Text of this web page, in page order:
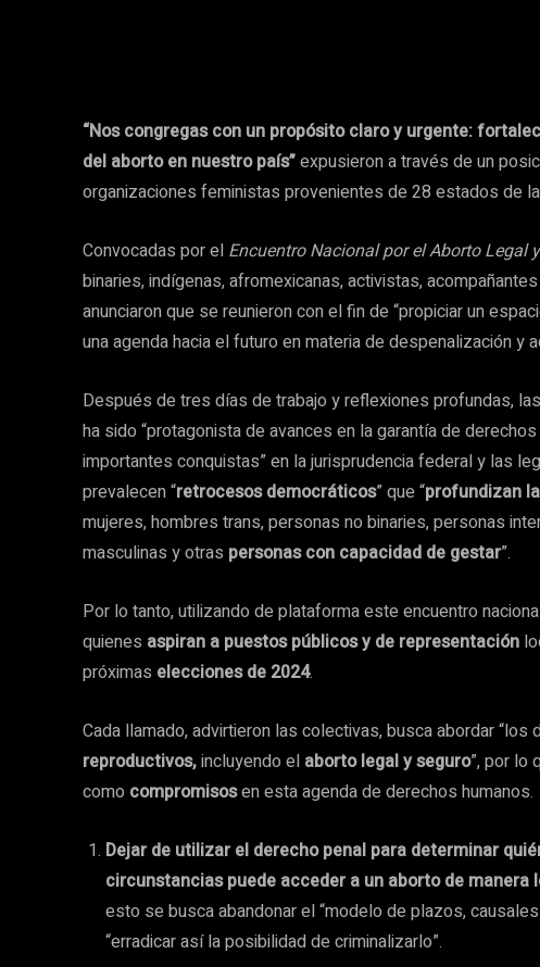
“Nos congregas con un propósito claro y urgente:
del aborto en nuestro país”expusieron a través de un
organizaciones feministas provenientes de 28 estados de
Convocadas por el Encuentro Nacional por el Aborto Legal
binaries, indígenas, afromexicanas, activistas,
anunciaron que se reunieron con el fin de “propiciar un
una agenda hacia el futuro en materia de despenalización y
Después de tres días de trabajo y reflexiones profundas,
ha sido “protagonista de avances en la garantía de
importantes conquistas” en la jurisprudencia federal y las
prevalecen “retrocesos democráticos” que “profundizan
mujeres, hombres trans, personas no binaries, personas
masculinas y otras personas con capacidad de gestar”.
Por lo tanto, utilizando de plataforma este encuentro
quienes aspiran a puestos públicos y de representación
próximas elecciones de 2024.
Cada llamado, advirtieron las colectivas, busca abordar “los
reproductivos,incluyendo el aborto legal y seguro”, por lo
como compromisosen esta agenda de derechos humanos.
Dejar de utilizar el derecho penal para determinar
circunstancias puede acceder a un aborto de manera
esto se busca abandonar el “modelo de plazos,
“erradicar así la posibilidad de criminalizarlo”.